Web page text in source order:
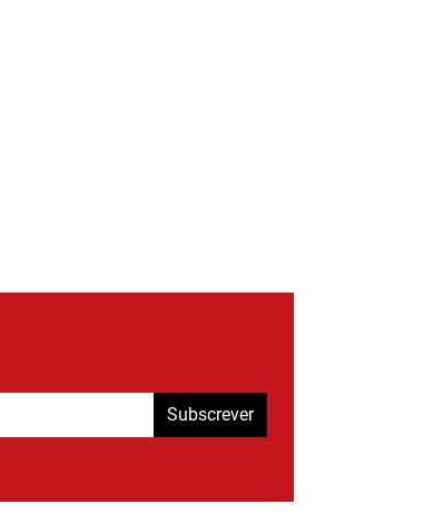
Subscrever